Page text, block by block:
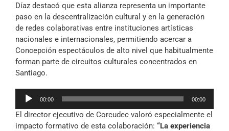
Díaz destacó que esta alianza representa un importante
paso en la descentralización cultural y en la generación
de redes colaborativas entre instituciones artísticas
nacionales e internacionales, permitiendo acercar a
Concepción espectáculos de alto nivel que habitualmente
forman parte de circuitos culturales concentrados en
Santiago.
Reproductor
audio
00:00 00:00
El director ejecutivo de Corcudec valoró especialmente el
impacto formativo de esta colaboración: “La experiencia